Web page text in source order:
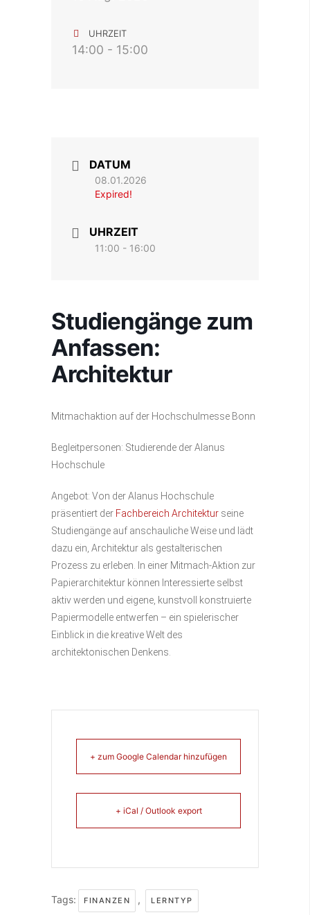
UHRZEIT
14:00 - 15:00
DATUM
08.01.2026
Expired!
UHRZEIT
11:00 - 16:00
Studiengänge zum
Anfassen:
Architektur
Mitmachaktion auf der Hochschulmesse Bonn
Begleitpersonen: Studierende der Alanus
Hochschule
Angebot: Von der Alanus Hochschule
präsentiert der Fachbereich Architektur seine
Studiengänge auf anschauliche Weise und lädt
dazu ein, Architektur als gestalterischen
Prozess zu erleben. In einer Mitmach-Aktion zur
Papierarchitektur können Interessierte selbst
aktiv werden und eigene, kunstvoll konstruierte
Papiermodelle entwerfen – ein spielerischer
Einblick in die kreative Welt des
architektonischen Denkens.
+ zum Google Calendar hinzufügen
+ iCal / Outlook export
Tags: FINANZEN , LERNTYP